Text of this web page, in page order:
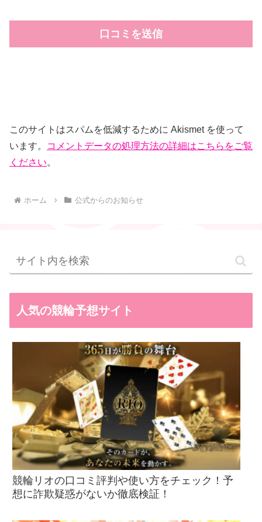
このサイトはスパムを低減するために Akismet を使って
います。
コメントデータの処理方法の詳細はこちらをご覧
ください。
ホーム 公式からのお知らせ
人気の競輪予想サイト
競輪リオの口コミ評判や使い方をチェック！予
想に詐欺疑惑がないか徹底検証！